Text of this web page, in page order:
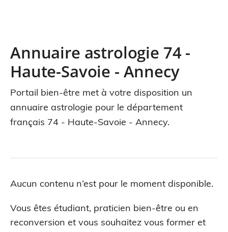
Annuaire astrologie 74 -
Haute-Savoie - Annecy
Portail bien-être met à votre disposition un
annuaire astrologie pour le département
français 74 - Haute-Savoie - Annecy.
Aucun contenu n’est pour le moment disponible.
Vous êtes étudiant, praticien bien-être ou en
reconversion et vous souhaitez vous former et